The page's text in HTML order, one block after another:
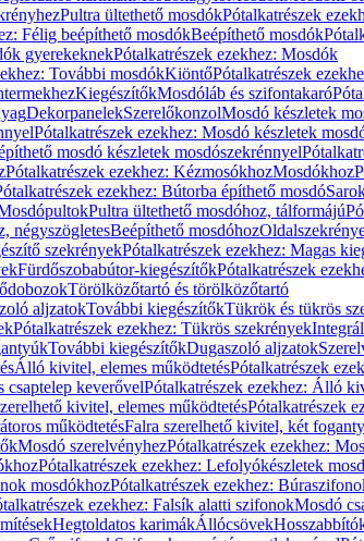
Pultra ültethető mosdókPótalkatrészek
Félig beépíthető mosdókBeépíthető mosdók
gyerekeknekPótalkatrészek ezekhez: Mosdók
További mosdókKiöntőPótalkatrészek
KiegészítőkMosdóláb és szifontakaró
DekorpanelekSzerelőkonzolMosdó készletek
Pótalkatrészek ezekhez: Mosdó készletek
mosdó készletek mosdószekrénnyel
Pótalkatrészek ezekhez: KézmosókhozMosdókhoz
ezekhez: Bútorba építhető mosdó
Pultra ültethető mosdóhoz, tálformájú
négyszögletesBeépíthető mosdóhoz
szekrényekPótalkatrészek ezekhez: Magas
Fürdőszobabútor-kiegészítőkPótalkatrészek
Törölközőtartó és törölközőtartó
aljzatokTovábbi kiegészítőkTükrök és tükrös
Pótalkatrészek ezekhez: Tükrös szekrények
További kiegészítőkDugaszoló aljzatok
Álló kivitel, elemes működtetésPótalkatrészek
keverővelPótalkatrészek ezekhez: Álló
kivitel, elemes működtetésPótalkatrészek
működtetésFalra szerelhető kivitel, két
Mosdó szerelvényhezPótalkatrészek ezekhez:
Pótalkatrészek ezekhez: Lefolyókészletek
mosdókhozPótalkatrészek ezekhez:
ezekhez: Falsík alatti szifonokMosdó
Hegtoldatos karimákÁllócsövek